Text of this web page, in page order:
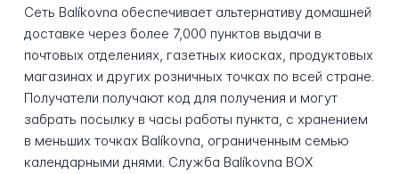
Сеть Balíkovna обеспечивает альтернативу домашней
доставке через более 7,000 пунктов выдачи в
почтовых отделениях, газетных киосках, продуктовых
магазинах и других розничных точках по всей стране.
Получатели получают код для получения и могут
забрать посылку в часы работы пункта, с хранением
в меньших точках Balíkovna, ограниченным семью
календарными днями. Служба Balíkovna BOX